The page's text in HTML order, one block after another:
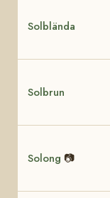
Solblända
Solbrun
Solong 📷